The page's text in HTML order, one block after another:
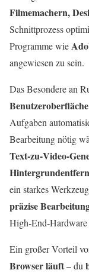
Filmemachern,
Schnittprozess
Programme wie
angewiesen zu sein.
Das Besondere an
Aufgaben
Bearbeitung nötig
ein starkes
präzise
Ein großer Vorteil
Browser läuft– du